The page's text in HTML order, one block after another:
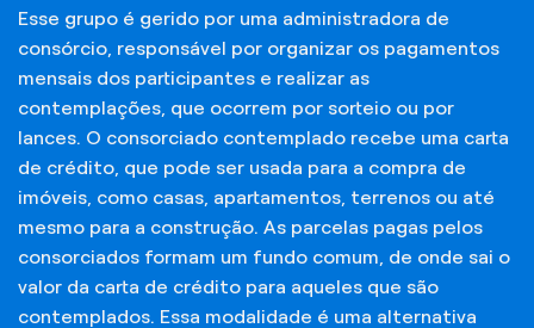
Esse grupo é gerido por uma administradora de
consórcio, responsável por organizar os pagamentos
mensais dos participantes e realizar as
contemplações, que ocorrem por sorteio ou por
lances. O consorciado contemplado recebe uma carta
de crédito, que pode ser usada para a compra de
imóveis, como casas, apartamentos, terrenos ou até
mesmo para a construção. As parcelas pagas pelos
consorciados formam um fundo comum, de onde sai o
valor da carta de crédito para aqueles que são
contemplados. Essa modalidade é uma alternativa